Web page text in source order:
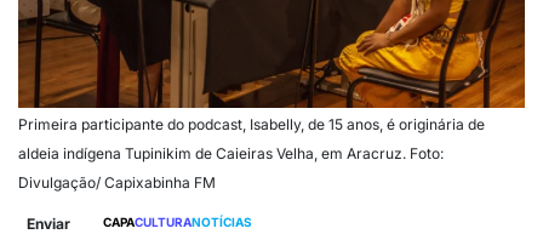
Primeira participante do podcast, Isabelly, de 15 anos, é originária de
aldeia indígena Tupinikim de Caieiras Velha, em Aracruz. Foto:
Divulgação/ Capixabinha FM
Enviar CAPACULTURANOTÍCIAS